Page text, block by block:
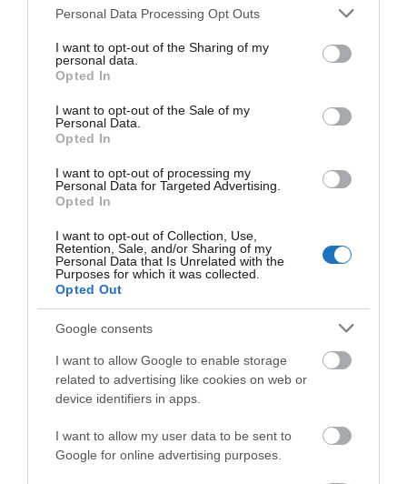
Please note that this website/app uses one or more Google
not limited to your visit or usage behaviour. You may click to
grant or deny consent to Google and its third-party tags to
use your data for below specified purposes in below Google
consent section.
Personal Data Processing Opt Outs
I want to opt-out of the Sharing of my
personal data.
Opted In
I want to opt-out of the Sale of my
Personal Data.
Opted In
I want to opt-out of processing my
Personal Data for Targeted Advertising.
Opted In
I want to opt-out of Collection, Use,
Retention, Sale, and/or Sharing of my
Personal Data that Is Unrelated with the
Purposes for which it was collected.
Opted Out
Google consents
I want to allow Google to enable storage
related to advertising like cookies on web or
device identifiers in apps.
I want to allow my user data to be sent to
Google for online advertising purposes.
Megosztás
Kérem nap végén az aznapi friss cikkeket!
"Az ember, aki a tengert nézi, szerelemtől
sújtott gyerek." Jean-Michel Maulpoix
KÖZÖSSÉGÜNK TÉGED IS VÁR!